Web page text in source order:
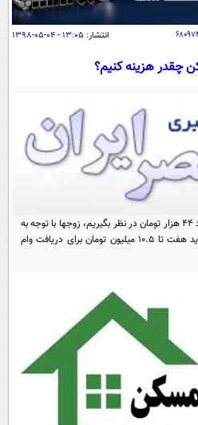
سیاسی
اقتصاد
اقتصادی
جامعه
حوادث
یک برش دانایی
سفر و تفریح
بین الملل
و دانش
علمی
گوناگون
تصویری سلاح
سیاست
سرگرمی
فناوری
پیامک
روانشناسی
آموزش زبان
انتشار: ۱۳:۰۵ - ۰۴-۰۵-۱۳۹۸
چقدر هزینه کنیم؟
اگر قیمت هر برگ از این اوراق را حدود ۴۴ هزار تومان در نظر بگیریم، زوجها با توجه به
اینکه در کجای ایران ساکن هستند باید هفت تا ۱۰.۵ میلیون تومان برای دریافت وام